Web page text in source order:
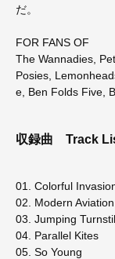
だ。
FOR FANS OF
The Wannadies,
Posies,
e, Ben Folds Five,
収録曲 Track
01. Colorful
02. Modern Aviation
03. Jumping
04. Parallel Kites
05. So Young